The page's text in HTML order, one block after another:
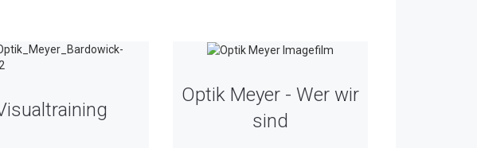
Optik Meyer - Wer wir
sind